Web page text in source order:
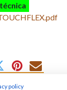
policy